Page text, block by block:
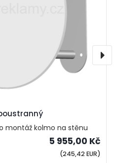
montáž kolmo na stěnu
5 955,00 Kč
(245,42 EUR)